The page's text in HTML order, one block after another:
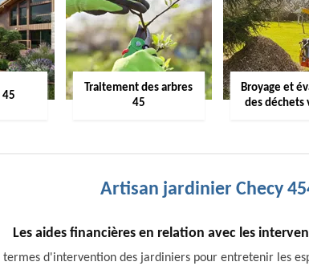
45
Traitement des arbres
45
Broyage et
des déchets
Artisan jardinier Checy
Les aides financières en relation avec les
termes d'intervention des jardiniers pour entretenir les